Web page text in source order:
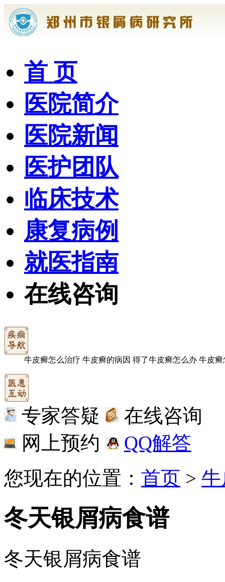
首 页
医院简介
医院新闻
医护团队
临床技术
康复病例
就医指南
在线咨询
牛皮癣怎么治疗 牛皮癣的病因 得了牛皮癣怎么办 牛皮癣
专家答疑
在线咨询
网上预约
QQ解答
您现在的位置： 首页 >
冬天银屑病食谱
冬天银屑病食谱